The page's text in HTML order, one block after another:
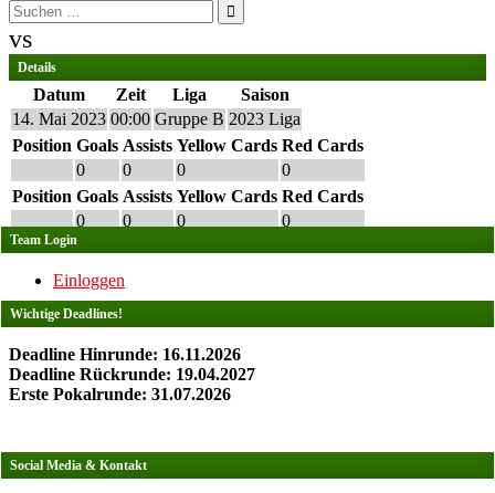
Suchen
nach:
vs
Details
Datum Zeit Liga
Saison
14. Mai 2023 00:00 Gruppe B 2023 Liga
Position Goals Assists Yellow Cards Red Cards
0
0 0
0
Position Goals Assists Yellow Cards Red Cards
0
0 0 0
Team Login
Einloggen
Wichtige Deadlines!
Deadline Hinrunde: 16.11.2026
Deadline Rückrunde: 19.04.2027
Erste Pokalrunde: 31.07.2026
Social Media & Kontakt